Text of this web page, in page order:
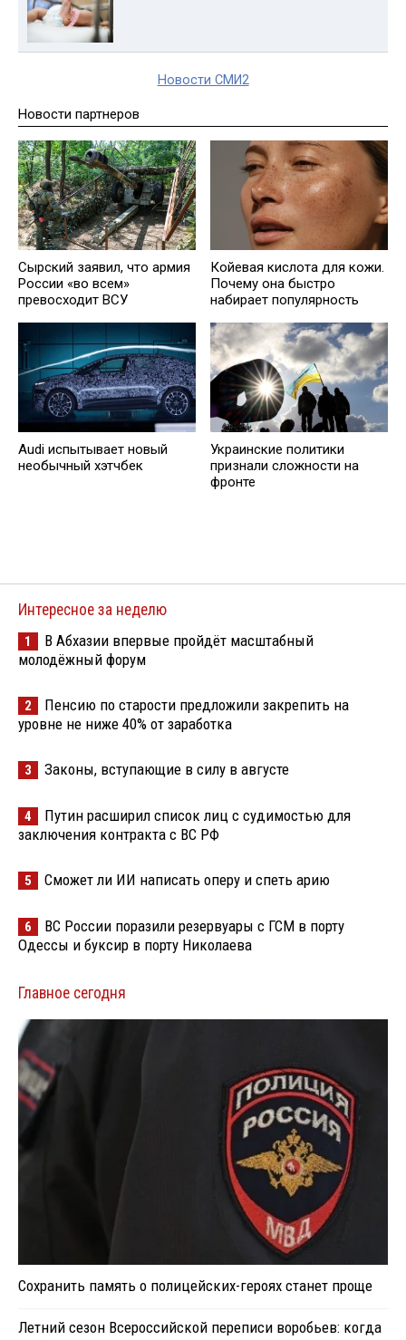
Новости СМИ2
Новости партнеров
Сырский заявил, что армия
России «во всем»
превосходит ВСУ
Койевая кислота для кожи.
Почему она быстро
набирает популярность
Audi испытывает новый
необычный хэтчбек
Украинские политики
признали сложности на
фронте
Интересное за неделю
1
В Абхазии впервые пройдёт масштабный
молодёжный форум
2
Пенсию по старости предложили закрепить на
уровне не ниже 40% от заработка
3 Законы, вступающие в силу в августе
4
Путин расширил список лиц с судимостью для
заключения контракта с ВС РФ
5 Сможет ли ИИ написать оперу и спеть арию
6
ВС России поразили резервуары с ГСМ в порту
Одессы и буксир в порту Николаева
Главное сегодня
Сохранить память о полицейских-героях станет проще
Летний сезон Всероссийской переписи воробьев: когда